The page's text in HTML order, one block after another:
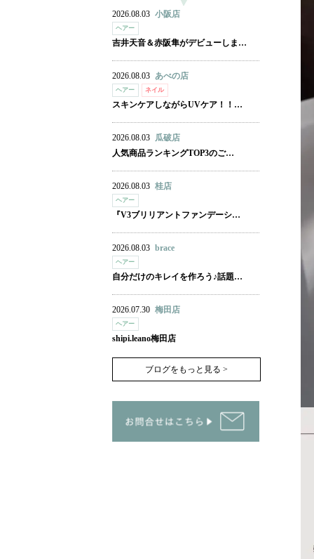
2026.08.03 小阪店
ヘアー
吉井天音＆赤阪隼がデビューしま…
2026.08.03 あべの店
ヘアー ネイル
スキンケアしながらUVケア！！…
2026.08.03
瓜破店
人気商品ランキングTOP3のご…
2026.08.03 桂店
ヘアー
『V3ブリリアントファンデーシ…
2026.08.03 brace
ヘアー
自分だけのキレイを作ろう♪話題…
2026.07.30 梅田店
ヘアー
shipi.leano梅田店
ブログをもっと見る >